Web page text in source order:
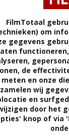
FilmTotaal
om
gegevens
de
meten en onze
wij
en
door het
knop of via